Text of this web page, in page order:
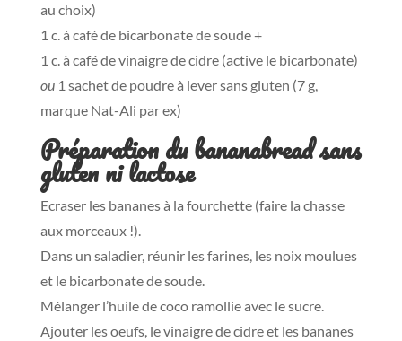
au choix)
1 c. à café de bicarbonate de soude +
1 c. à café de vinaigre de cidre (active le bicarbonate)
ou1 sachet de poudre à lever sans gluten (7 g,
marque Nat-Ali par ex)
Préparation du bananabread sans
gluten ni lactose
Ecraser les bananes à la fourchette (faire la chasse
aux morceaux !).
Dans un saladier, réunir les farines, les noix moulues
et le bicarbonate de soude.
Mélanger l’huile de coco ramollie avec le sucre.
Ajouter les oeufs, le vinaigre de cidre et les bananes